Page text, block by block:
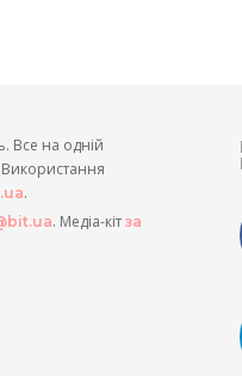
Все на одній
Використання
.
. Медіа-кіт за